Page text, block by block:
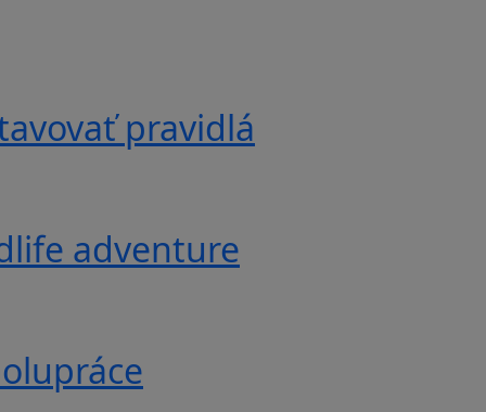
pravidlá
adventure